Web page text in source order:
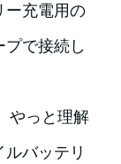
ー充電用の
で接続し
やっと理解
バッテリ